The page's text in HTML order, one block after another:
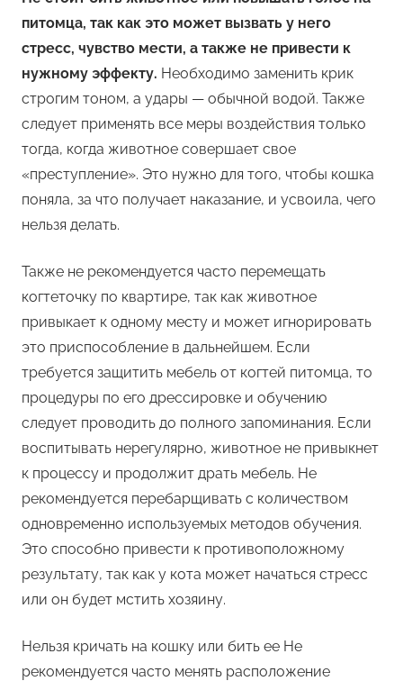
питомца, так как это может вызвать у него
стресс, чувство мести, а также не привести к
нужному эффекту. Необходимо заменить крик
строгим тоном, а удары — обычной водой. Также
следует применять все меры воздействия только
тогда, когда животное совершает свое
«преступление». Это нужно для того, чтобы кошка
поняла, за что получает наказание, и усвоила, чего
нельзя делать.
Также не рекомендуется часто перемещать
когтеточку по квартире, так как животное
привыкает к одному месту и может игнорировать
это приспособление в дальнейшем. Если
требуется защитить мебель от когтей питомца, то
процедуры по его дрессировке и обучению
следует проводить до полного запоминания. Если
воспитывать нерегулярно, животное не привыкнет
к процессу и продолжит драть мебель. Не
рекомендуется перебарщивать с количеством
одновременно используемых методов обучения.
Это способно привести к противоположному
результату, так как у кота может начаться стресс
или он будет мстить хозяину.
Нельзя кричать на кошку или бить ее Не
рекомендуется часто менять расположение